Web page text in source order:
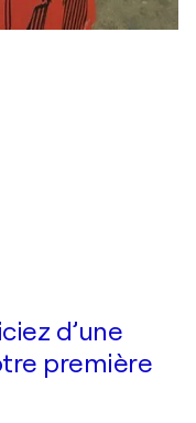
d’une
première